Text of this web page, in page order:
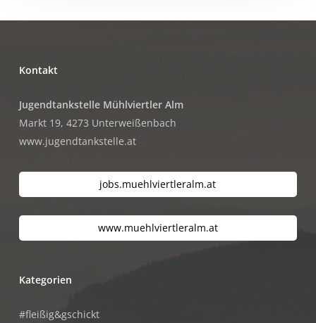
Kontakt
Jugendtankstelle Mühlviertler Alm
Markt 19, 4273 Unterweißenbach
www.jugendtankstelle.at
jobs.muehlviertleralm.at
www.muehlviertleralm.at
Kategorien
#fleißig&gschickt